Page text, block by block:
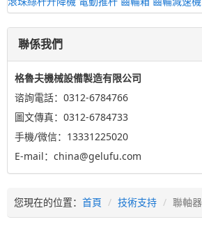
聯係我們
格魯夫機械設備製造有限公司
谘詢電話：0312-6784766
圖文傳真：0312-6784733
手機/微信：13331225020
E-mail：china@gelufu.com
您現在的位置： 首頁 技術支持 聯軸